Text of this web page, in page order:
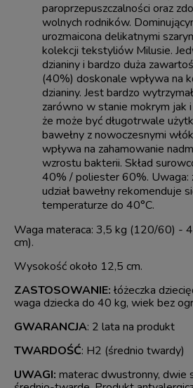
paroprzepuszczalności oraz
wolnych rodników.
urozmaicona delikatnymi
kolekcji tekstyliów Milusie.
dzianiny i bardzo duża
(40%) doskonale wpływa na
dzianiny. Jest bardzo
zarówno w stanie mokrym jak
że może być długotrwale
bawełny z nowoczesnymi
wpływa na zahamowanie
wzrostu bakterii. Skład
40% / poliester 60%. Uwaga:
udział bawełny rekomenduje
temperaturze do 40°C.
Waga materaca: 3,5 kg (120/60) -
cm).
Wysokość około 12,5 cm.
ZASTOSOWANIE: łóżeczka
waga dziecka do 40 kg, wiek bez
GWARANCJA: 2 lata na produkt
TWARDOŚĆ: H2 (średnio twardy)
UWAGI: materac dwustronny, dwie